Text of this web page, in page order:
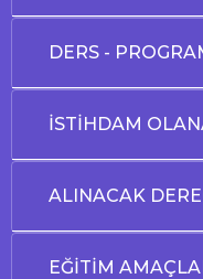
DERS -
İSTİHDAM
ALINACAK
EĞİTİM